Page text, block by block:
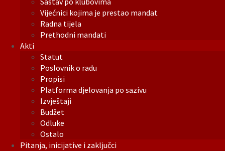
Vijećnici kojima je prestao mandat
Radna tijela
Prethodni mandati
Akti
Statut
Poslovnik o radu
Propisi
Platforma djelovanja po sazivu
Izvještaji
Budžet
Odluke
Ostalo
Pitanja, inicijative i zaključci